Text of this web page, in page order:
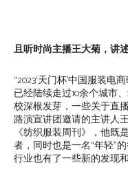
且听时尚主播王大菊，讲
“2023‘天门杯’中国服装电
已经陆续走过10余个城市
校深根发芽，一些关于直
路演宣讲团邀请的主讲人
《纺织服装周刊》，他既
者，同时也是一名“年轻”
行业也有了一些新的发现